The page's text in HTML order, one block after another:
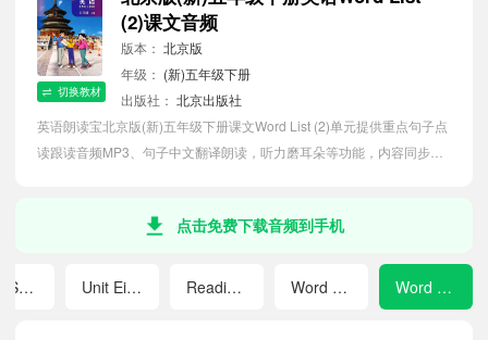
切换教材
(2)课文音频
版本： 北京版
年级： (新)五年级下册
出版社： 北京出版社
英语朗读宝北京版(新)五年级下册课文Word List (2)单元提供重点句子点
读跟读音频MP3、句子中文翻译朗读，听力磨耳朵等功能，内容同步
点击免费下载音频到手机
Unit Seven Welcome to Beijing Unit Eight Revision II Reading for Pleasure Word List (1) Word List (2)